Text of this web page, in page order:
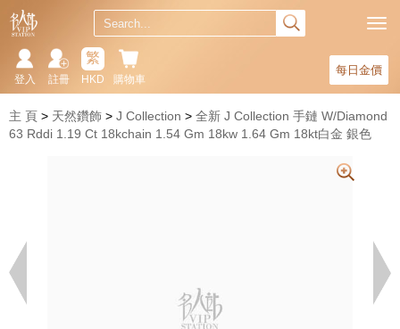
每日金價
購物車
繁
HKD
註冊
登入
主 頁 天然鑽飾 J Collection
全新 J Collection 手鏈 W/Diamond
63 Rddi 1.19 Ct 18kchain 1.54 Gm 18kw 1.64 Gm 18kt白金 銀色